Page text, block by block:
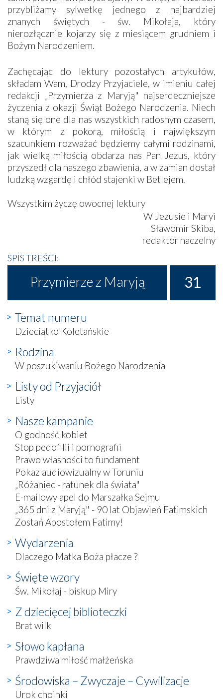
przybliżamy sylwetkę jednego z najbardziej
znanych świętych - św. Mikołaja, który
nierozłącznie kojarzy się z miesiącem grudniem i
Bożym Narodzeniem.
Zachęcając do lektury pozostałych artykułów,
składam Wam, Drodzy Przyjaciele, w imieniu całej
redakcji „Przymierza z Maryją" najserdeczniejsze
życzenia z okazji Świąt Bożego Narodzenia. Niech
staną się one dla nas wszystkich radosnym czasem,
w którym z pokorą, miłością i największym
szacunkiem rozważać będziemy całymi rodzinami,
jak wielką miłością obdarza nas Pan Jezus, który
przyszedł dla naszego zbawienia, a w zamian dostał
ludzką wzgardę i chłód stajenki w Betlejem.
Wszystkim życzę owocnej lektury
W Jezusie i Maryi
Sławomir Skiba,
redaktor naczelny
SPIS TREŚCI:
Przymierze z Maryją 31
Temat numeru
Dzieciątko Koletańskie
Rodzina
W poszukiwaniu Bożego Narodzenia
Listy od Przyjaciół
Listy
Nasze kampanie
O godność kobiet
Stop pedofilii i pornografii
Prawo własności to fundament
Pokaz audiowizualny w Toruniu
„Różaniec - ratunek dla świata"
E-mailowy apel do Marszałka Sejmu
„365 dni z Maryją" - 90 lat Objawień Fatimskich
Zostań Apostołem Fatimy!
Wydarzenia
Dlaczego Matka Boża płacze ?
Święte wzory
Św. Mikołaj - biskup Miry
Z dziecięcej biblioteczki
Brat wilk
Słowo kapłana
Prawdziwa miłość małżeńska
Środowiska – Zwyczaje – Cywilizacje
Urok choinki